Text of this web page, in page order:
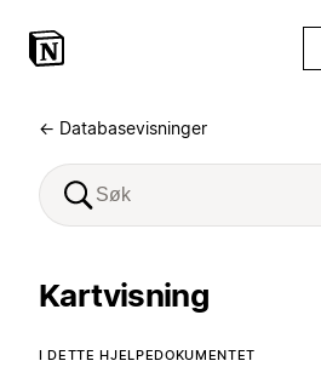
← Databasevisninger
Kartvisning
I DETTE HJELPEDOKUMENTET